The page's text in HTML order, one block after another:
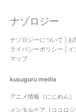
ナゾロジー
ナゾロジーについて お
ライバシーポリシー
イ
マップ
kusuguru media
アニメ情報［にじめん］
メンタルケア［ココロジ